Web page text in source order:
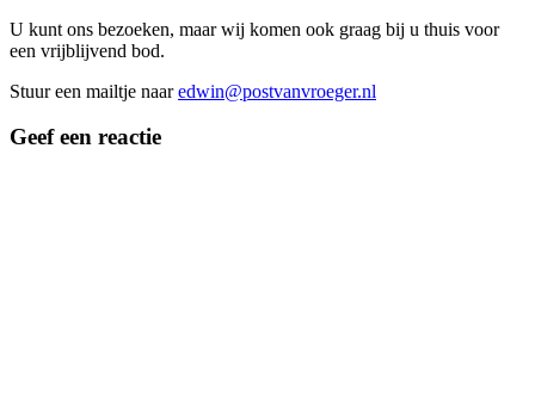
U kunt ons bezoeken, maar wij komen ook graag bij u thuis voor
een vrijblijvend bod.
Stuur een mailtje naaredwin@postvanvroeger.nl
Geef een reactie